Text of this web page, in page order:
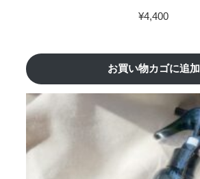
¥4,400
お買い物カゴに追加